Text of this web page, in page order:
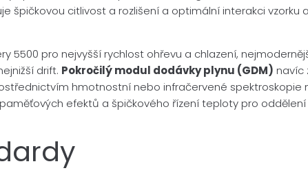
špičkovou citlivost a rozlišení a optimální interakci vzorku
5500 pro nejvyšší rychlost ohřevu a chlazení,
drift. Pokročilý modul dodávky plynu (GDM) navíc
hmotnostní nebo infračervené
efektů a špičkového řízení teploty pro